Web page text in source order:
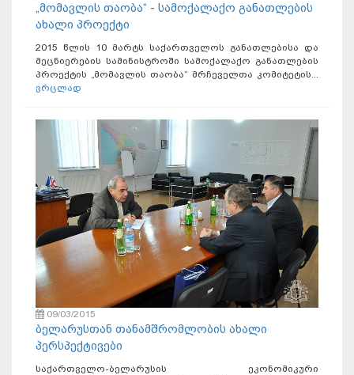
„მომავლის თაობა“ - სამოქალაქო განათლების
ახალი პროექტი
2015 წლის 10 მარტს საქართველოს განათლებისა და
მეცნიერების სამინისტროში სამოქალაქო განათლების
პროექტის „მომავლის თაობა“ მრჩეველთა კომიტეტის...
ვრცლად
09/03/2015
ბელარუსთან თანამშრომლობის ახალი
პერსპექტივები
საქართველო-ბელარუსის ეკონომიკური